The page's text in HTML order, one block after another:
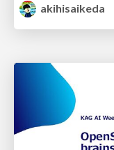
akihisaikeda